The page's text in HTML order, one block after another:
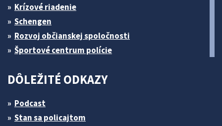
Krízové riadenie
Schengen
Rozvoj občianskej spoločnosti
Športové centrum polície
DÔLEŽITÉ ODKAZY
Podcast
Stan sa policajtom